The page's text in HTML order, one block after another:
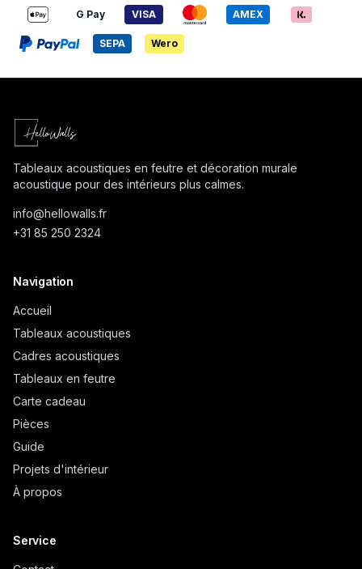
G Pay VISA AMEX
SEPA Wero
Tableaux acoustiques en feutre et décoration murale
acoustique pour des intérieurs plus calmes.
info@hellowalls.fr
+31 85 250 2324
Navigation
Accueil
Tableaux acoustiques
Cadres acoustiques
Tableaux en feutre
Carte cadeau
Pièces
Guide
Projets d'intérieur
À propos
Service